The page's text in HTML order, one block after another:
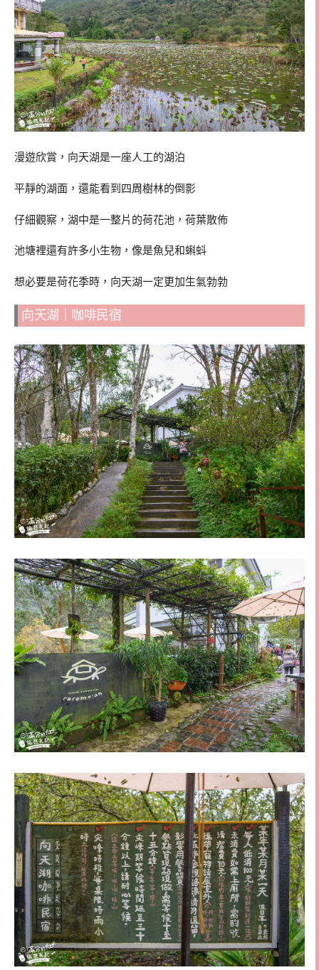
漫遊欣賞，向天湖是一座人工的湖泊
平靜的湖面，還能看到四周樹林的倒影
仔細觀察，湖中是一整片的荷花池，荷葉散佈
池塘裡還有許多小生物，像是魚兒和蝌蚪
想必要是荷花季時，向天湖一定更加生氣勃勃
向天湖｜咖啡民宿